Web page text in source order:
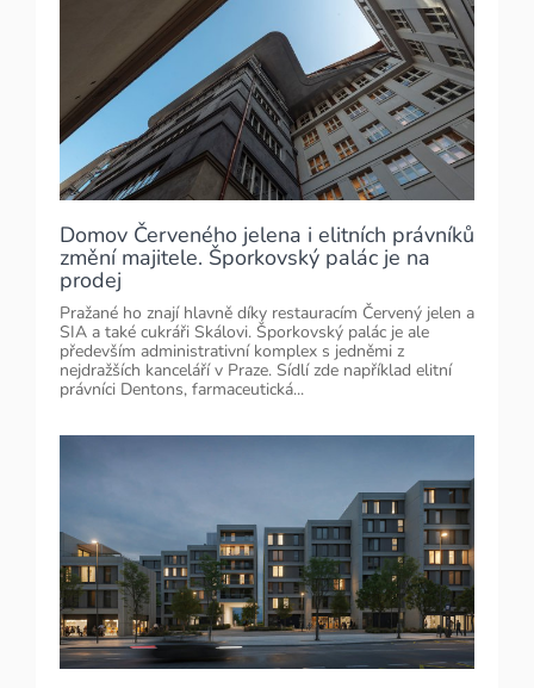
Domov Červeného jelena i elitních právníků
změní majitele. Šporkovský palác je na
prodej
Pražané ho znají hlavně díky restauracím Červený jelen a
SIA a také cukráři Skálovi. Šporkovský palác je ale
především administrativní komplex s jedněmi z
nejdražších kanceláří v Praze. Sídlí zde například elitní
právníci Dentons, farmaceutická...